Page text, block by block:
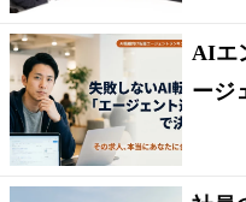
AIエ
ージ